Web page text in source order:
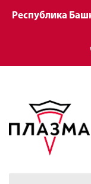
Республика